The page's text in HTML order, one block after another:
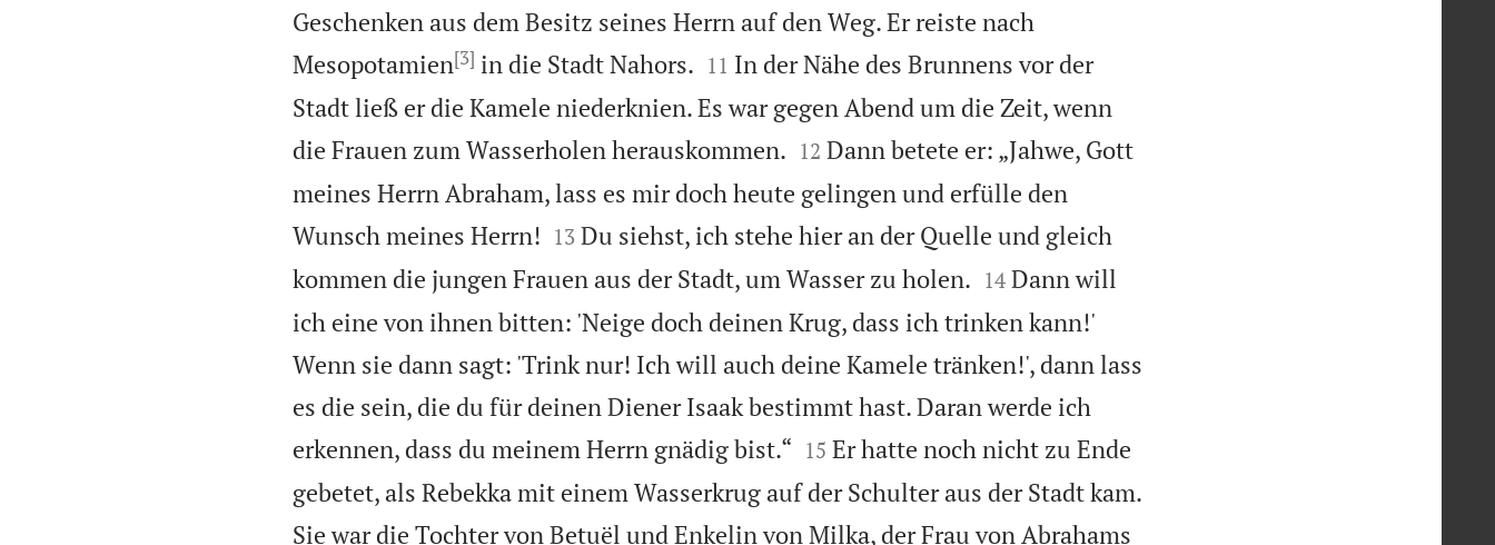
Geschenken aus dem Besitz seines Herrn auf den Weg. Er reiste nach
Mesopotamien[3] in die Stadt Nahors.
11 In der Nähe des Brunnens vor der
Stadt ließ er die Kamele niederknien. Es war gegen Abend um die Zeit, wenn
die Frauen zum Wasserholen herauskommen.
12 Dann betete er: „Jahwe, Gott
meines Herrn Abraham, lass es mir doch heute gelingen und erfülle den
Wunsch meines Herrn!
13 Du siehst, ich stehe hier an der Quelle und gleich
kommen die jungen Frauen aus der Stadt, um Wasser zu holen.
14 Dann will
ich eine von ihnen bitten: 'Neige doch deinen Krug, dass ich trinken kann!'
Wenn sie dann sagt: 'Trink nur! Ich will auch deine Kamele tränken!', dann lass
es die sein, die du für deinen Diener Isaak bestimmt hast. Daran werde ich
erkennen, dass du meinem Herrn gnädig bist.“
15 Er hatte noch nicht zu Ende
gebetet, als Rebekka mit einem Wasserkrug auf der Schulter aus der Stadt kam.
Sie war die Tochter von Betuël und Enkelin von Milka, der Frau von Abrahams